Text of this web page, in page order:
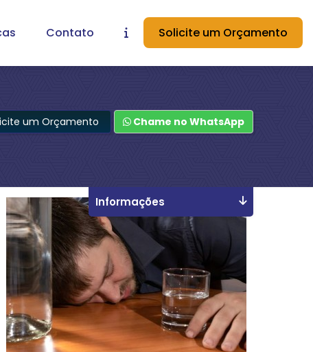
Contato Solicite um Orçamento
um Orçamento Chame no WhatsApp
Informações